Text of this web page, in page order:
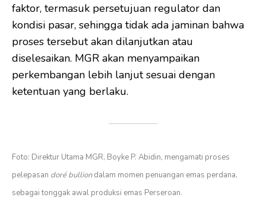
faktor, termasuk persetujuan regulator dan
kondisi pasar, sehingga tidak ada jaminan bahwa
proses tersebut akan dilanjutkan atau
diselesaikan. MGR akan menyampaikan
perkembangan lebih lanjut sesuai dengan
ketentuan yang berlaku.
Foto: Direktur Utama MGR, Boyke P. Abidin, mengamati proses
pelepasan doré bulliondalam momen penuangan emas perdana,
sebagai tonggak awal produksi emas Perseroan.